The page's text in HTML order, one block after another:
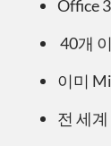
Office
40개
이미
전 세